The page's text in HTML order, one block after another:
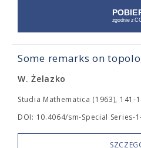
Some remarks on
W. Żelazko
Studia Mathematica (1963), 141-
DOI: 10.4064/sm-Special Series-